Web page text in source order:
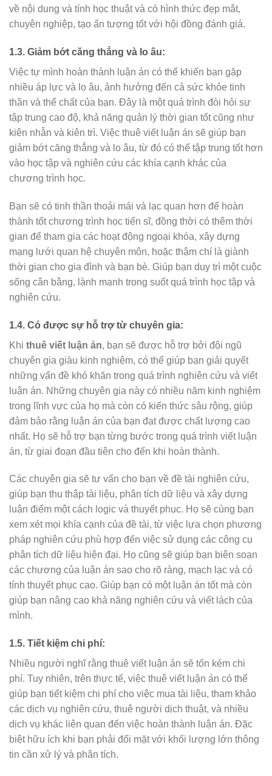
về nội dung và tính học thuật và có hình thức đẹp mắt,
chuyên nghiệp, tạo ấn tượng tốt với hội đồng đánh giá.
1.3. Giảm bớt căng thẳng và lo âu:
Việc tự mình hoàn thành luận án có thể khiến bạn gặp
nhiều áp lực và lo âu, ảnh hưởng đến cả sức khỏe tinh
thần và thể chất của bạn. Đây là một quá trình đòi hỏi sự
tập trung cao độ, khả năng quản lý thời gian tốt cũng như
kiên nhẫn và kiên trì. Việc thuê viết luận án sẽ giúp bạn
giảm bớt căng thẳng và lo âu, từ đó có thể tập trung tốt hơn
vào học tập và nghiên cứu các khía cạnh khác của
chương trình học.
Bạn sẽ có tinh thần thoải mái và lạc quan hơn để hoàn
thành tốt chương trình học tiến sĩ, đồng thời có thêm thời
gian để tham gia các hoạt động ngoại khóa, xây dựng
mạng lưới quan hệ chuyên môn, hoặc thậm chí là giành
thời gian cho gia đình và bạn bè. Giúp bạn duy trì một cuộc
sống cân bằng, lành mạnh trong suốt quá trình học tập và
nghiên cứu.
1.4. Có được sự hỗ trợ từ chuyên gia:
Khi thuê viết luận án, bạn sẽ được hỗ trợ bởi đội ngũ
chuyên gia giàu kinh nghiệm, có thể giúp bạn giải quyết
những vấn đề khó khăn trong quá trình nghiên cứu và viết
luận án. Những chuyên gia này có nhiều năm kinh nghiệm
trong lĩnh vực của họ mà còn có kiến thức sâu rộng, giúp
đảm bảo rằng luận án của bạn đạt được chất lượng cao
nhất. Họ sẽ hỗ trợ bạn từng bước trong quá trình viết luận
án, từ giai đoạn đầu tiên cho đến khi hoàn thành.
Các chuyên gia sẽ tư vấn cho bạn về đề tài nghiên cứu,
giúp bạn thu thập tài liệu, phân tích dữ liệu và xây dựng
luận điểm một cách logic và thuyết phục. Họ sẽ cùng bạn
xem xét mọi khía cạnh của đề tài, từ việc lựa chọn phương
pháp nghiên cứu phù hợp đến việc sử dụng các công cụ
phân tích dữ liệu hiện đại. Họ cũng sẽ giúp bạn biên soạn
các chương của luận án sao cho rõ ràng, mạch lạc và có
tính thuyết phục cao. Giúp bạn có một luận án tốt mà còn
giúp bạn nâng cao khả năng nghiên cứu và viết lách của
mình.
1.5. Tiết kiệm chi phí:
Nhiều người nghĩ rằng thuê viết luận án sẽ tốn kém chi
phí. Tuy nhiên, trên thực tế, việc thuê viết luận án có thể
giúp bạn tiết kiệm chi phí cho việc mua tài liệu, tham khảo
các dịch vụ nghiên cứu, thuê người dịch thuật, và nhiều
dịch vụ khác liên quan đến việc hoàn thành luận án. Đặc
biệt hữu ích khi bạn phải đối mặt với khối lượng lớn thông
tin cần xử lý và phân tích.